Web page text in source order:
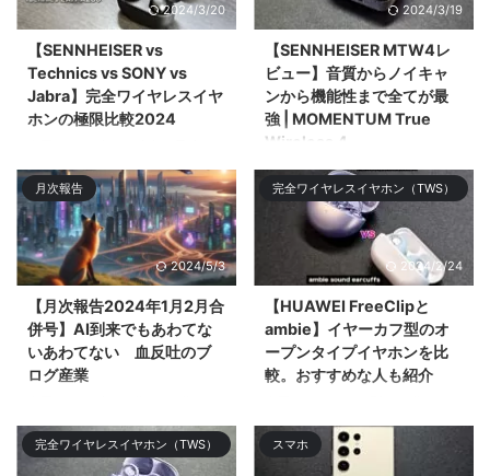
2024/3/20
【SENNHEISER vs
Technics vs SONY vs
Jabra】完全ワイヤレスイヤ
ホンの極限比較2024
完全ワイヤレスイヤホン
「SENNHEISER MOMENTUM
True Wireless 4」「SONY WF-
1000XM5 ...
2024/3/19
【SENNHEISER MTW4レ
ビュー】音質からノイキャ
ンから機能性まで全てが最
強 | MOMENTUM True
Wireless 4
今回は2024年のNo.1候補である
フラグシップ完全ワイヤレスイヤ
ホン「SENNHEISER
MOMENTUM Tru ...
月次報告
2024/5/3
【月次報告2024年1月2月合
併号】AI到来でもあわてな
いあわてない 血反吐のブ
ログ産業
次報告を合算して振り返りや感じ
たことをツ& ...
完全ワイヤレスイヤホン（TWS）
2024/2/24
【HUAWEI FreeClipと
ambie】イヤーカフ型のオ
ープンタイプイヤホンを比
較。おすすめな人も紹介
「ambie AM-TW01」と2024年
登場の「HUAWEI FreeClip」を比
較してどち ...
完全ワイヤレスイヤホン（TWS） スマホ